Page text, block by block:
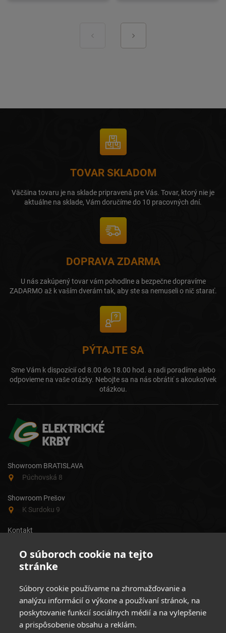
O súboroch cookie na tejto
stránke
Súbory cookie používame na zhromažďovanie a
analýzu informácií o výkone a používaní stránok, na
poskytovanie funkcií sociálnych médií a na vylepšenie
a prispôsobenie obsahu a reklám.
TOVAR SKLADOM
Väčšina tovaru je na sklade pripravená pre Vás. Tovar, ktorý nie je
aktuálne na sklade, Vám doručíme do 10 pracovných dní.
DOPRAVA ZDARMA
U nás zakúpený tovar vám pohodlne a bezpečne dopravíme
ZADARMO až k vaším dverám tak, aby ste sa nemuseli o nič starať.
PÝTAJTE SA
Sme Vám k dispozícií od 8.00 do 18.00 hod. a radi poradíme alebo
odpovieme na vaše otázky. Nebojte sa na nás obrátiť s akoukoľvek
otázkou.
Showroom BRATISLAVA
Púchovská 8
Showroom Prešov
K Surdoku 9
Kontakt
info@elektrickekrby.sk
Moderné a štýlové elektrické krby
PRODUKTY
Závesné krby
Krbové vložky
INFORMÁCIE
Obchodné podmienky
Reklamačný poriadok